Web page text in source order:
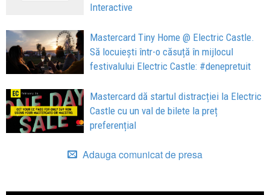
Interactive
Mastercard Tiny Home @ Electric Castle.
Să locuiești într-o căsuță în mijlocul
festivalului Electric Castle: #denepretuit
Mastercard dă startul distracției la Electric
Castle cu un val de bilete la preț
preferențial
Adauga comunicat de presa